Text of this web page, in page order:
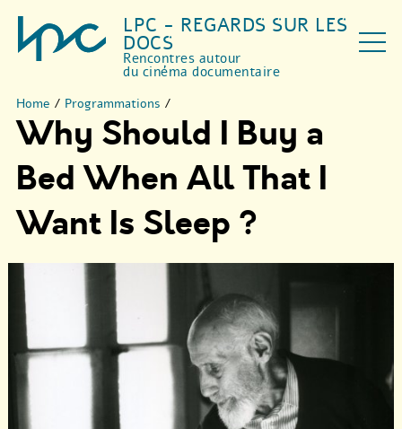
LPC - REGARDS SUR LES
DOCS
Rencontres autour
du cinéma documentaire
Home / Programmations /
Why Should I Buy a
Bed When All That I
Want Is Sleep ?